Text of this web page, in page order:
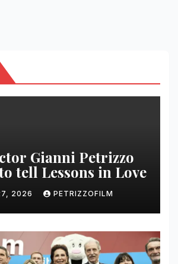
Gianni Petrizzo
tell Lessons in Love
2026 PETRIZZOFILM